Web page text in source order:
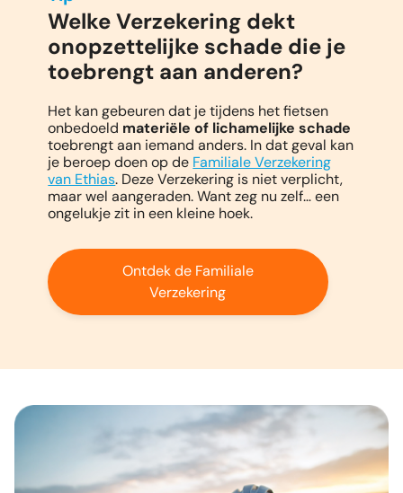
Welke Verzekering dekt
onopzettelijke schade die je
toebrengt aan anderen?
Het kan gebeuren dat je tijdens het fietsen
onbedoeld materiële of lichamelijke schade
toebrengt aan iemand anders. In dat geval kan
je beroep doen op de Familiale Verzekering
van Ethias. Deze Verzekering is niet verplicht,
maar wel aangeraden. Want zeg nu zelf… een
ongelukje zit in een kleine hoek.
Ontdek de Familiale
Verzekering